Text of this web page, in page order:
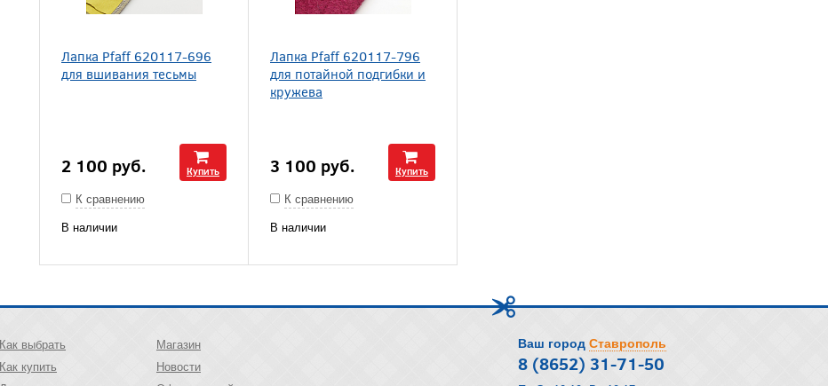
Лапка Pfaff 620117-696
для вшивания тесьмы
2 100 руб. Купить
К сравнению
В наличии
Лапка Pfaff 620117-796
для потайной подгибки и
кружева
3 100 руб. Купить
К сравнению
В наличии
Как выбрать
Как купить
Магазин
Новости
Ваш город Ставрополь
8 (8652) 31-71-50